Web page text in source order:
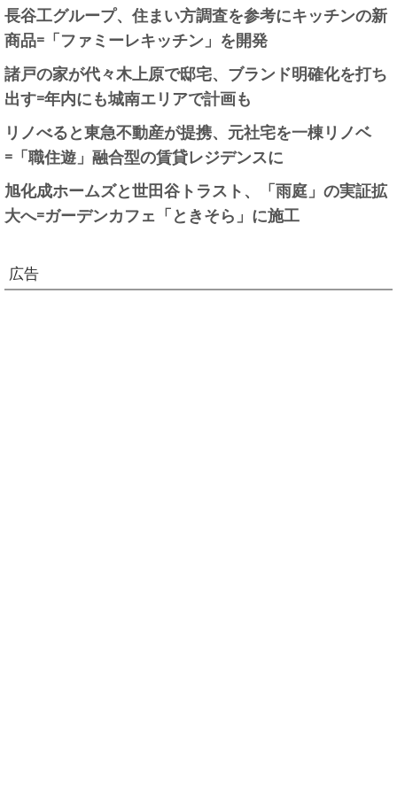
長谷工グループ、住まい方調査を参考にキッチンの新
商品=「ファミーレキッチン」を開発
諸戸の家が代々木上原で邸宅、ブランド明確化を打ち
出す=年内にも城南エリアで計画も
リノべると東急不動産が提携、元社宅を一棟リノベ
=「職住遊」融合型の賃貸レジデンスに
旭化成ホームズと世田谷トラスト、「雨庭」の実証拡
大へ=ガーデンカフェ「ときそら」に施工
広告